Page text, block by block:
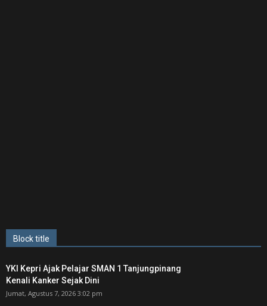
Block title
YKI Kepri Ajak Pelajar SMAN 1 Tanjungpinang
Kenali Kanker Sejak Dini
Jumat, Agustus 7, 2026 3:02 pm